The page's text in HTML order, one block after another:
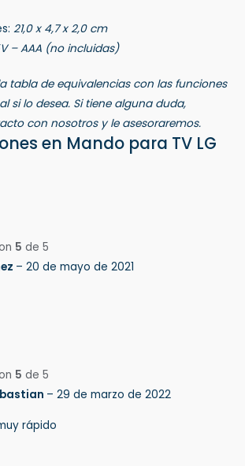
21,0 x 4,7 x 2,0 cm
– AAA (no incluidas)
tabla de equivalencias con las funciones
si lo desea. Si tiene alguna duda,
con nosotros y le asesoraremos.
en Mando para TV LG
5 de 5
– 20 de mayo de 2021
5 de 5
– 29 de marzo de 2022
rápido